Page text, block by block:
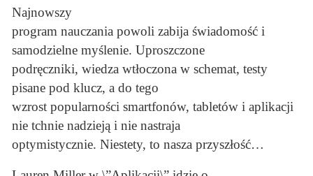
Najnowszy
program nauczania powoli zabija świadomość i
samodzielne myślenie. Uproszczone
podręczniki, wiedza wtłoczona w schemat, testy
pisane pod klucz, a do tego
wzrost popularności smartfonów, tabletów i aplikacji
nie tchnie nadzieją i nie nastraja
optymistycznie. Niestety, to nasza przyszłość…